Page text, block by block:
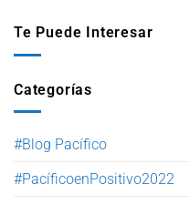
Te Puede Interesar
Categorías
#Blog Pacífico
#PacíficoenPositivo2022